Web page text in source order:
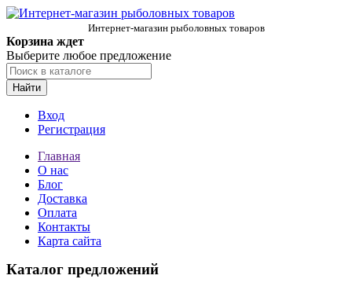
Интернет-магазин рыболовных товаров
Корзина ждет
Выберите любое предложение
Найти
Вход
Регистрация
Главная
О нас
Блог
Доставка
Оплата
Контакты
Карта сайта
Каталог предложений